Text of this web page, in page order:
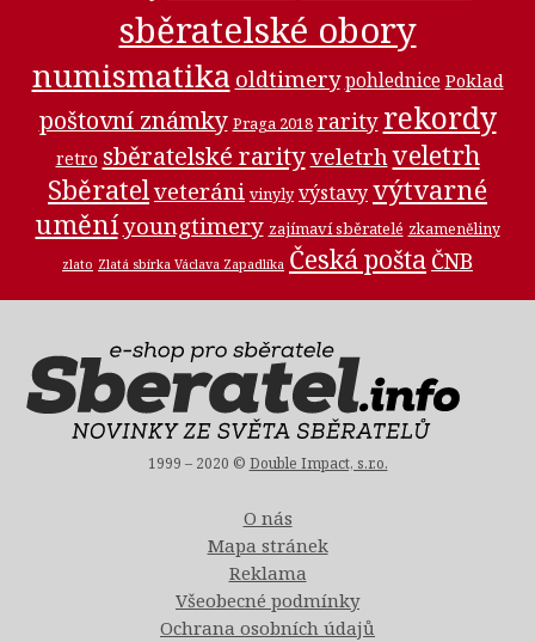
sběratelské obory
numismatika oldtimery pohlednice Poklad
poštovní známky Praga 2018 rarity rekordy
retro sběratelské rarityveletrhveletrh
Sběratelveteráni vinyly výstavyvýtvarné
uměníyoungtimery zajímaví sběratelé zkameněliny
zlato Zlatá sbírka Václava Zapadlíka Česká pošta ČNB
1999 – 2020 © Double Impact, s.r.o.
O nás
Mapa stránek
Reklama
Všeobecné podmínky
Ochrana osobních údajů